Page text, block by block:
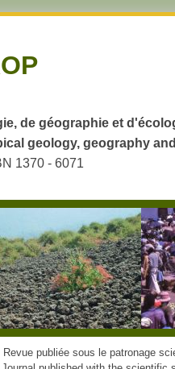
de géographie et
geology, geography
1370 - 6071
Revue publiée sous le patronage